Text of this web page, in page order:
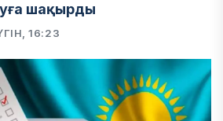
шақырды
16:23